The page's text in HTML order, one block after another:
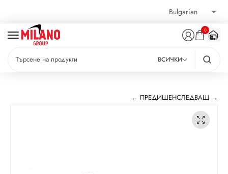
0
ВСИЧКИ
← ПРЕДИШЕНСЛЕДВАЩ →